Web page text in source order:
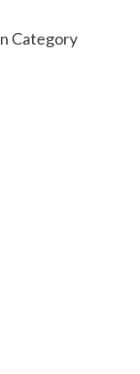
Category